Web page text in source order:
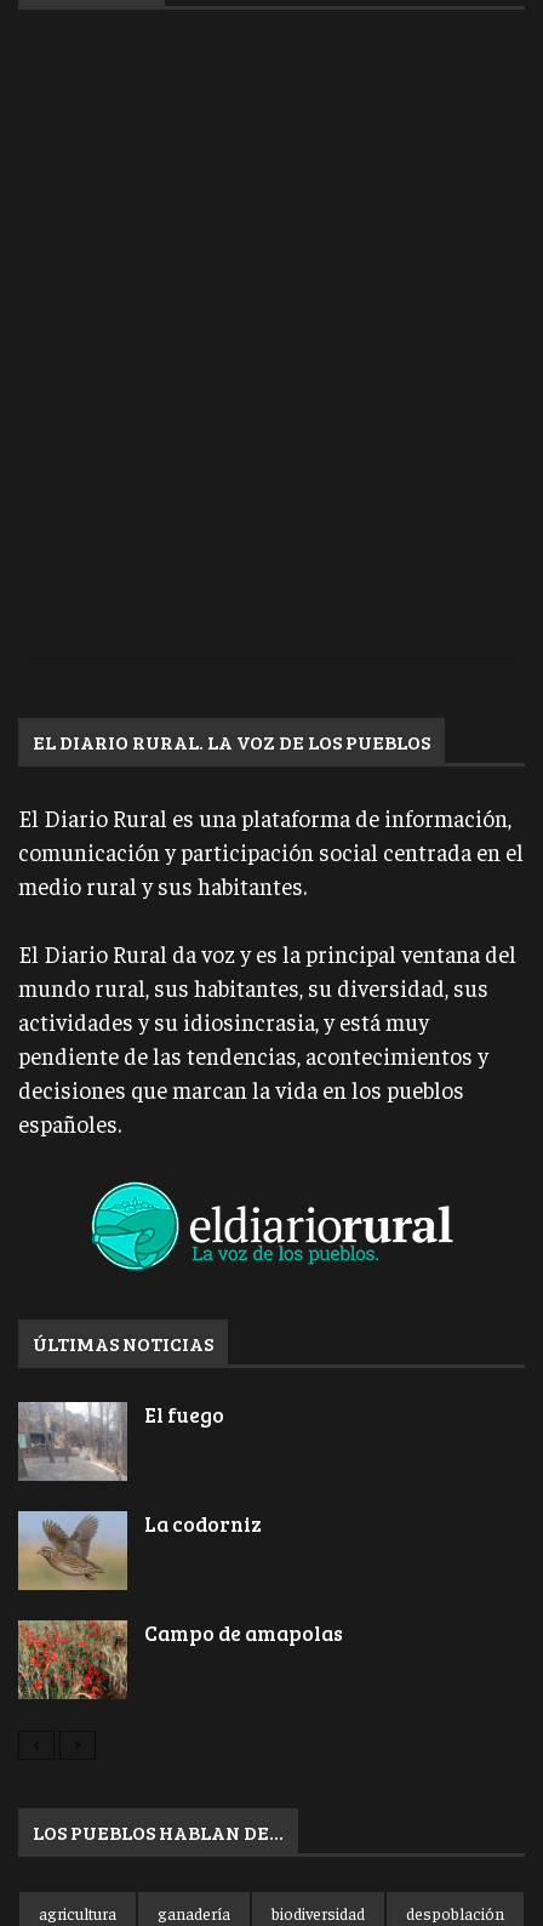
EL DIARIO RURAL. LA VOZ DE LOS PUEBLOS
El Diario Rural es una plataforma de información,
comunicación y participación social centrada en el
medio rural y sus habitantes.
El Diario Rural da voz y es la principal ventana del
mundo rural, sus habitantes, su diversidad, sus
actividades y su idiosincrasia, y está muy
pendiente de las tendencias, acontecimientos y
decisiones que marcan la vida en los pueblos
españoles.
ÚLTIMAS NOTICIAS
El fuego
La codorniz
Campo de amapolas
LOS PUEBLOS HABLAN DE…
agricultura ganadería biodiversidad despoblación